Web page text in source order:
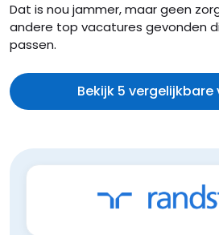
Dat is nou jammer, maar geen
andere top vacatures gevonden
passen.
Bekijk 5